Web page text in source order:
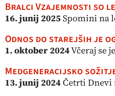
Bralci Vzajemnosti so
16. junij 2025Spomini na
Odnos do starejših je
1. oktober 2024Včeraj se
Medgeneracijsko
13. junij 2024Četrti Dnevi